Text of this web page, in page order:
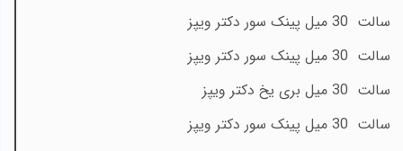
سالت 30 میل پینک سور دکتر ویپز
سالت 30 میل پینک سور دکتر ویپز
سالت 30 میل بری یخ دکتر ویپز
سالت 30 میل پینک سور دکتر ویپز